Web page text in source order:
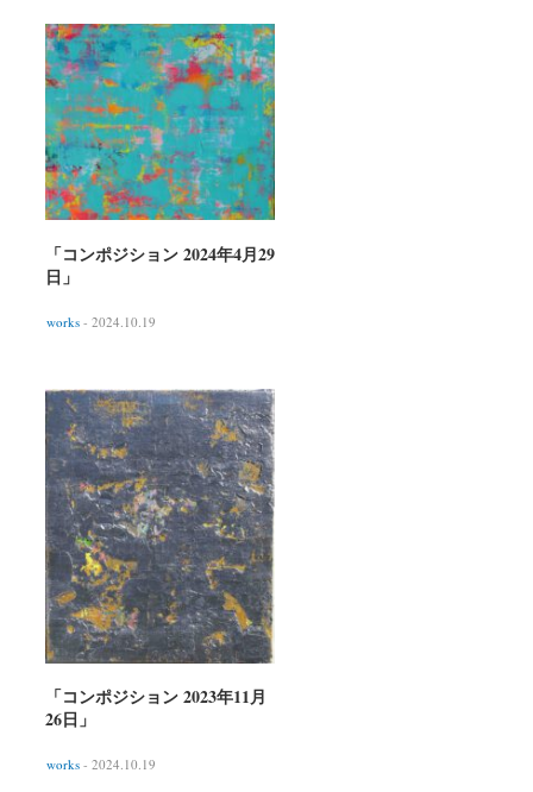
「コンポジション 2024年4月29
日」
works - 2024.10.19
「コンポジション 2023年11月
26日」
works - 2024.10.19